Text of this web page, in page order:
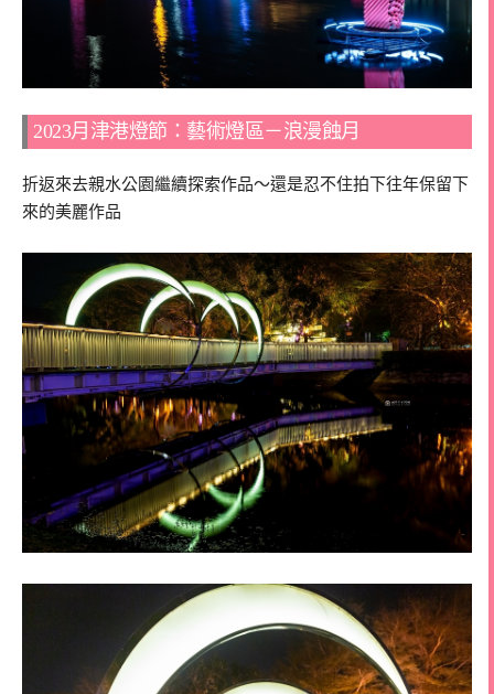
2023月津港燈節：藝術燈區－浪漫蝕月
折返來去親水公園繼續探索作品～還是忍不住拍下往年保留下
來的美麗作品